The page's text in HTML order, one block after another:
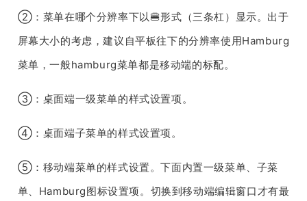
②：菜单在哪个分辨率下以🍔形式（三条杠）显示。出于
屏幕大小的考虑，建议自平板往下的分辨率使用Hamburg
菜单，一般hamburg菜单都是移动端的标配。
③：桌面端一级菜单的样式设置项。
④：桌面端子菜单的样式设置项。
⑤：移动端菜单的样式设置。下面内置一级菜单、子菜
单、Hamburg图标设置项。切换到移动端编辑窗口才有最